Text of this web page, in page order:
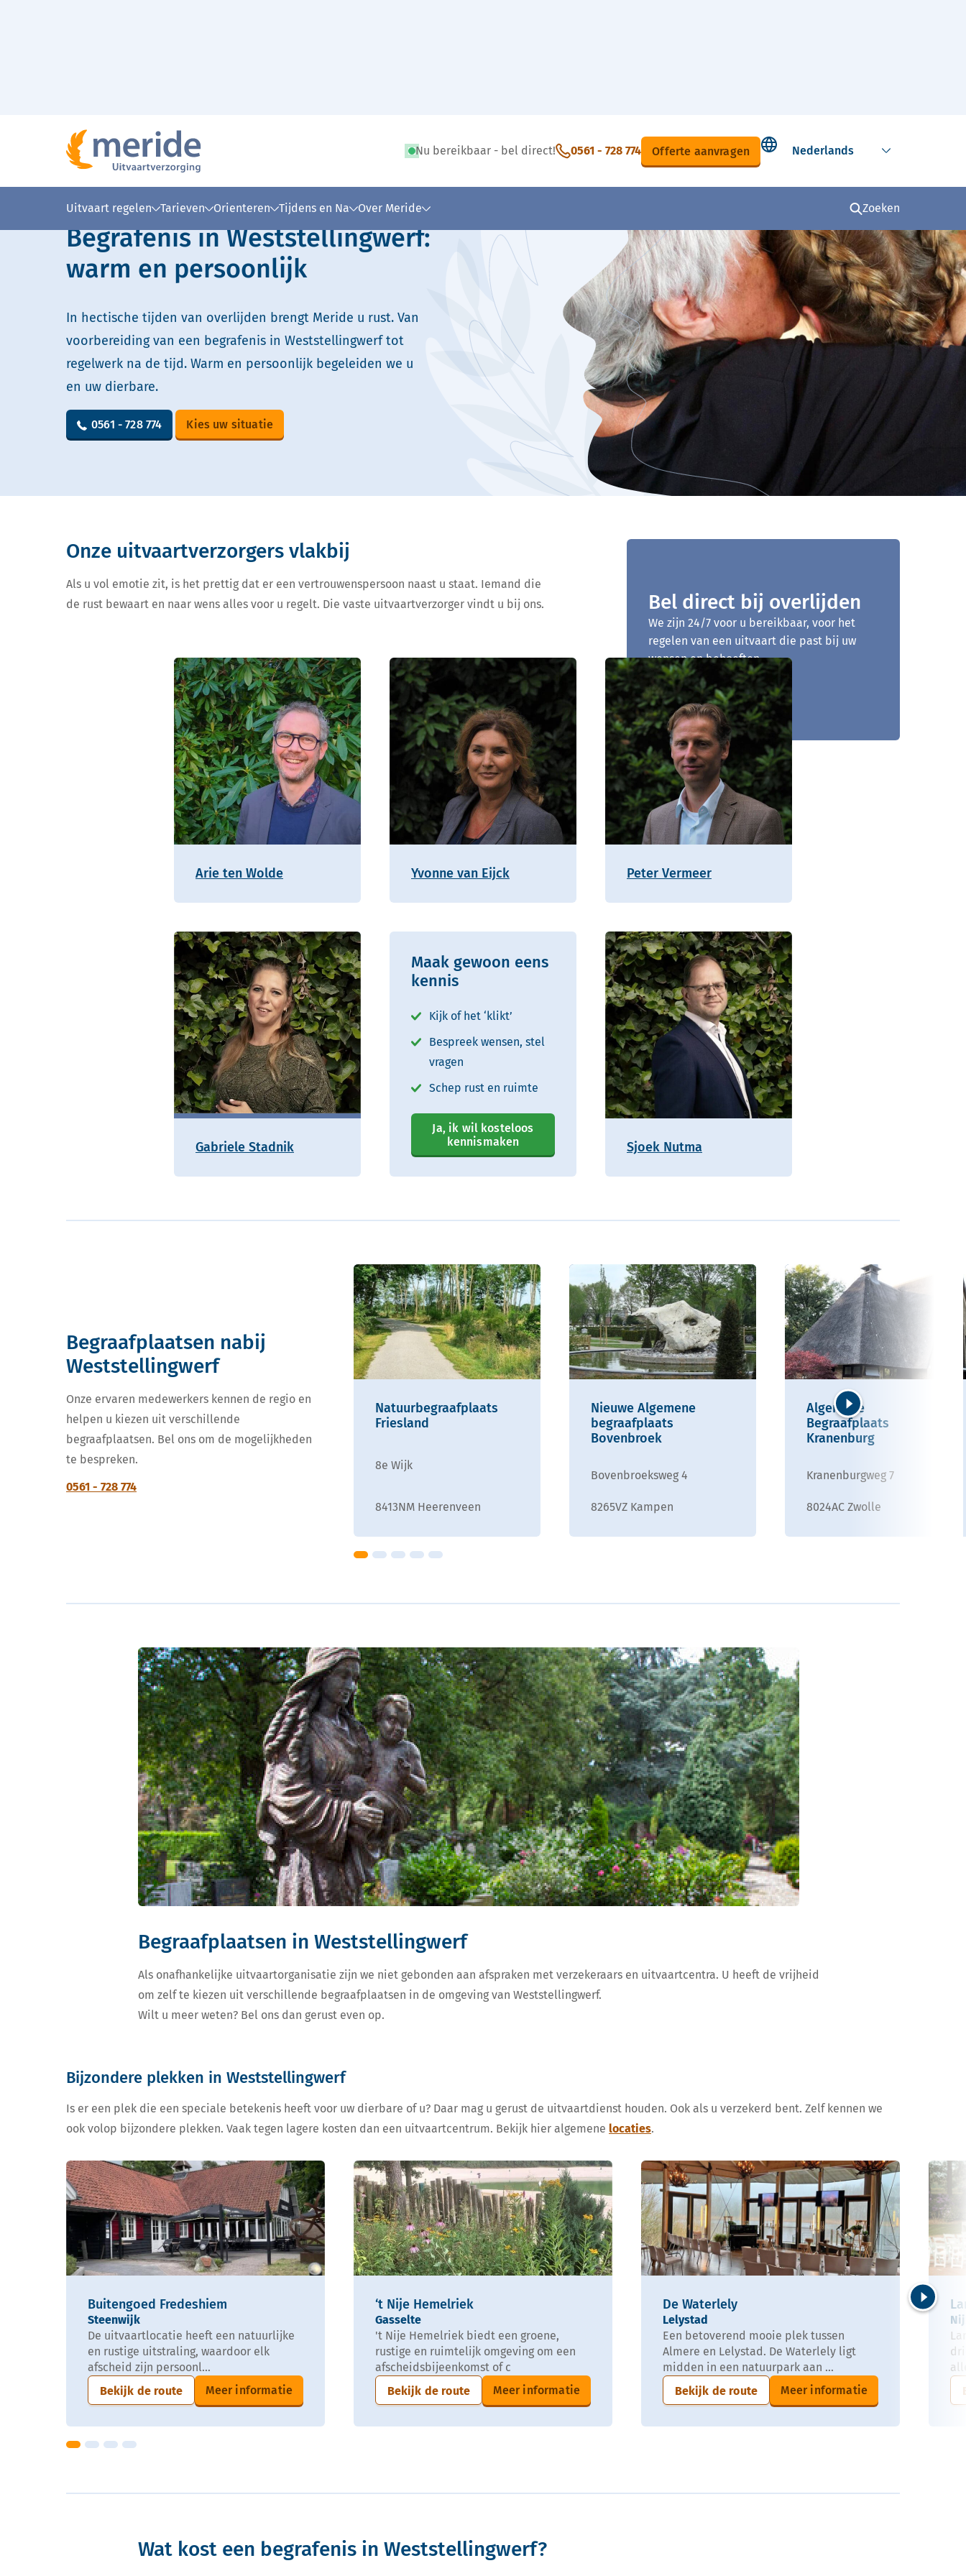
Nu bereikbaar - bel direct! 0561 - 728 774 Offerte aanvragen
Select language
Uitvaart regelen Tarieven Orienteren Tijdens en Na Over Meride Zoeken
Lees voor Uitleg woorden Simpele tekst
Begrafenis in Weststellingwerf:
warm en persoonlijk
In hectische tijden van overlijden brengt Meride u rust. Van
voorbereiding van een begrafenis in Weststellingwerf tot
regelwerk na de tijd. Warm en persoonlijk begeleiden we u
en uw dierbare.
0561 - 728 774 Kies uw situatie
Bel direct bij overlijden
We zijn 24/7 voor u bereikbaar, voor het
regelen van een uitvaart die past bij uw
wensen en behoeften.
0561 - 728 774
Onze uitvaartverzorgers vlakbij
Als u vol emotie zit, is het prettig dat er een vertrouwenspersoon naast u staat. Iemand die
de rust bewaart en naar wens alles voor u regelt. Die vaste uitvaartverzorger vindt u bij ons.
Arie ten Wolde Yvonne van Eijck Peter Vermeer
Gabriele Stadnik
Maak gewoon eens
kennis
Kijk of het ‘klikt’
Bespreek wensen, stel
vragen
Schep rust en ruimte
Ja, ik wil kosteloos
kennismaken
Sjoek Nutma
Begraafplaatsen nabij
Weststellingwerf
Onze ervaren medewerkers kennen de regio en
helpen u kiezen uit verschillende
begraafplaatsen. Bel ons om de mogelijkheden
te bespreken.
0561 - 728 774
Natuurbegraafplaats
Friesland
8e Wijk
8413NM Heerenveen
Nieuwe Algemene
begraafplaats
Bovenbroek
Bovenbroeksweg 4
8265VZ Kampen
Algemene
Begraafplaats
Kranenburg
Kranenburgweg 7
8024AC Zwolle
Volgende
Begraafplaatsen in Weststellingwerf
Als onafhankelijke uitvaartorganisatie zijn we niet gebonden aan afspraken met verzekeraars en uitvaartcentra. U heeft de vrijheid
om zelf te kiezen uit verschillende begraafplaatsen in de omgeving van Weststellingwerf.
Wilt u meer weten? Bel ons dan gerust even op.
Bijzondere plekken in Weststellingwerf
Is er een plek die een speciale betekenis heeft voor uw dierbare of u? Daar mag u gerust de uitvaartdienst houden. Ook als u verzekerd bent. Zelf kennen we
ook volop bijzondere plekken. Vaak tegen lagere kosten dan een uitvaartcentrum. Bekijk hier algemene locaties.
Buitengoed Fredeshiem
Steenwijk
De uitvaartlocatie heeft een natuurlijke
en rustige uitstraling, waardoor elk
afscheid zijn persoonl...
Bekijk de route
Meer informatie
‘t Nije Hemelriek
Gasselte
't Nije Hemelriek biedt een groene,
rustige en ruimtelijk omgeving om een
afscheidsbijeenkomst of c
Bekijk de route
Meer informatie
De Waterlely
Lelystad
Een betoverend mooie plek tussen
Almere en Lelystad. De Waterlely ligt
midden in een natuurpark aan ...
Bekijk de route
Meer informatie
Volgende
Wat kost een begrafenis in Weststellingwerf?